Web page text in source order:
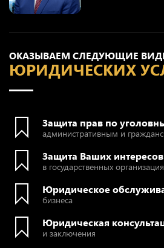
ОКАЗЫВАЕМ СЛЕДУЮЩИЕ
ЮРИДИЧЕСКИХ
Защита прав по
административным и
Защита Ваших интересов
в государственных
Юридическое
бизнеса
Юридическая
и заключения